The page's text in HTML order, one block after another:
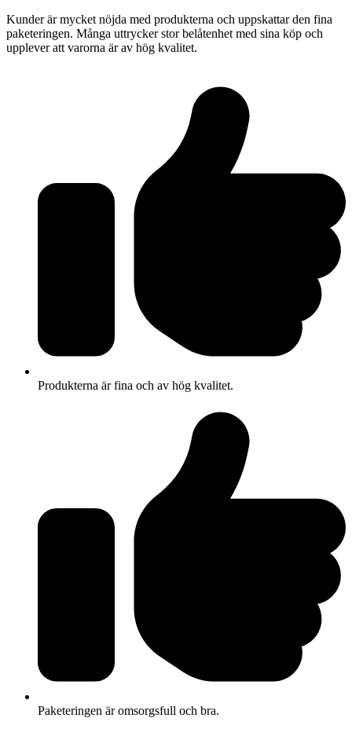
Kunder är mycket nöjda med produkterna och uppskattar den fina
paketeringen. Många uttrycker stor belåtenhet med sina köp och
upplever att varorna är av hög kvalitet.
Produkterna är fina och av hög kvalitet.
Paketeringen är omsorgsfull och bra.